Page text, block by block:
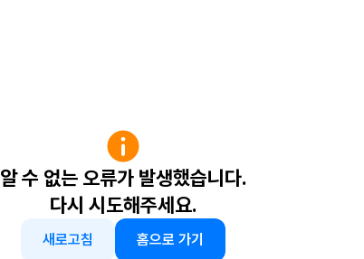
알 수 없는 오류가 발생했습니다.
다시 시도해주세요.
새로고침 홈으로 가기